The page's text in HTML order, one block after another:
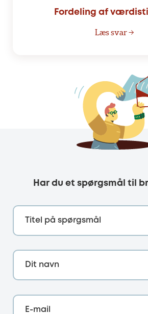
Fordeling af
Læs svar →
Har du et spørgsmål til
Titel på spørgsmål
Dit navn
E-mail